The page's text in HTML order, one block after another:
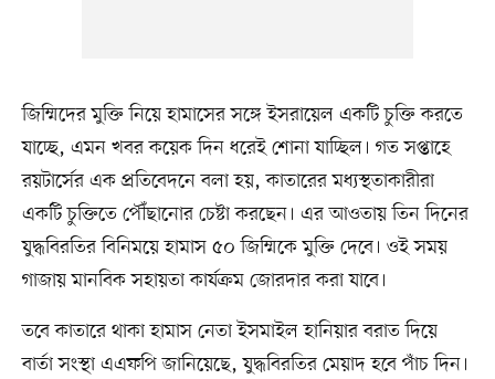
জিম্মিদের মুক্তি নিয়ে হামাসের সঙ্গে ইসরায়েল একটি চুক্তি করতে
যাচ্ছে, এমন খবর কয়েক দিন ধরেই শোনা যাচ্ছিল। গত সপ্তাহে
রয়টার্সের এক প্রতিবেদনে বলা হয়, কাতারের মধ্যস্থতাকারীরা
একটি চুক্তিতে পৌঁছানোর চেষ্টা করছেন। এর আওতায় তিন দিনের
যুদ্ধবিরতির বিনিময়ে হামাস ৫০ জিম্মিকে মুক্তি দেবে। ওই সময়
গাজায় মানবিক সহায়তা কার্যক্রম জোরদার করা যাবে।
তবে কাতারে থাকা হামাস নেতা ইসমাইল হানিয়ার বরাত দিয়ে
বার্তা সংস্থা এএফপি জানিয়েছে, যুদ্ধবিরতির মেয়াদ হবে পাঁচ দিন।